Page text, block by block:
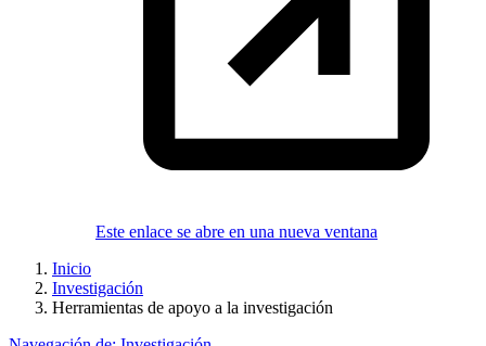
Este enlace se abre en una nueva ventana
Inicio
Investigación
Herramientas de apoyo a la investigación